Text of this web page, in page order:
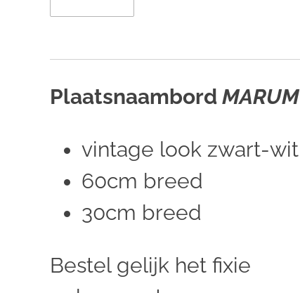
Plaatsnaambord MARUM
vintage look zwart-wit
60cm breed
30cm breed
Bestel gelijk het fixie